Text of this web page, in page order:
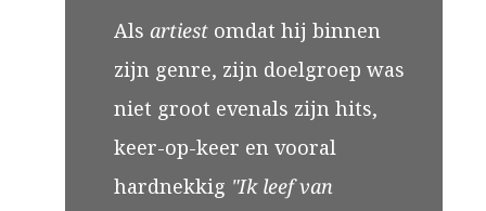
Als artiest omdat hij binnen
zijn genre, zijn doelgroep was
niet groot evenals zijn hits,
keer-op-keer en vooral
hardnekkig "Ik leef van